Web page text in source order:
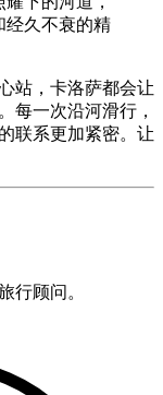
经久不衰的精
站，卡洛萨都会让
每一次沿河滑行，
联系更加紧密。让
行顾问。